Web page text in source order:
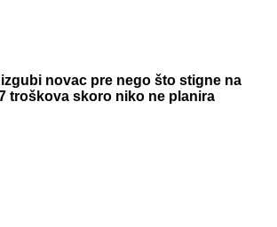
novac pre nego što stigne na
troškova skoro niko ne planira